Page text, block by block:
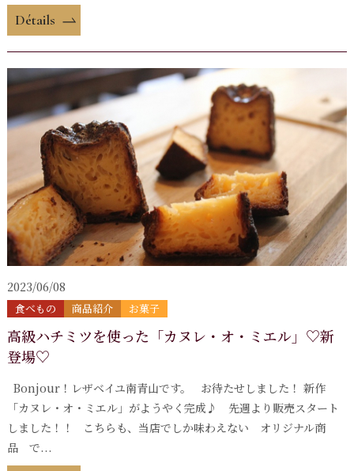
Détails
2023/06/08
食べもの 商品紹介 お菓子
高級ハチミツを使った「カヌレ・オ・ミエル」♡新
登場♡
Bonjour！レザベイユ南青山です。 お待たせしました！ 新作
「カヌレ・オ・ミエル」がようやく完成♪ 先週より販売スタート
しました！！ こちらも、当店でしか味わえない オリジナル商
品 で...